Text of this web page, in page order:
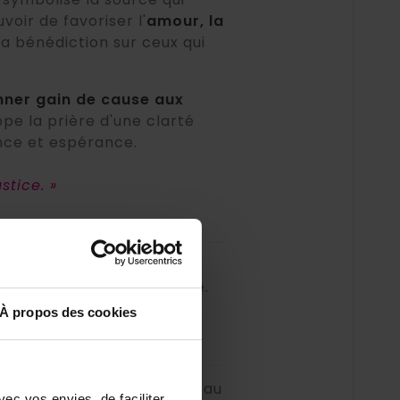
À propos des cookies
de favoriser l'amour, la
bénédiction sur ceux qui
gain de cause aux
la prière d'une clarté
et espérance.
»
confier une prière
une situation légitime.
méthode perfectionnée au